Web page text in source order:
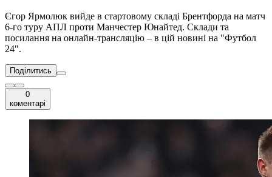
Єгор Ярмолюк вийде в стартовому складі Брентфорда на матч
6-го туру АПЛ проти Манчестер Юнайтед. Склади та
посилання на онлайн-трансляцію – в цій новині на "Футбол
24".
Поділитись
0
коментарі